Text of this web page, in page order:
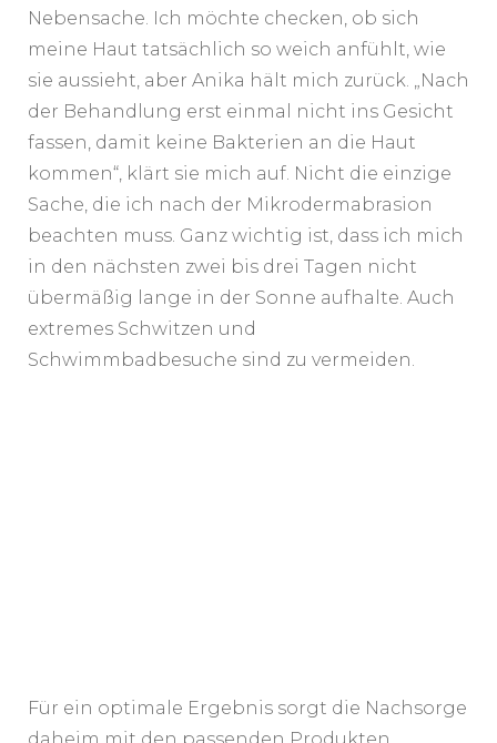
Nebensache. Ich möchte checken, ob sich
meine Haut tatsächlich so weich anfühlt, wie
sie aussieht, aber Anika hält mich zurück. „Nach
der Behandlung erst einmal nicht ins Gesicht
fassen, damit keine Bakterien an die Haut
kommen“, klärt sie mich auf. Nicht die einzige
Sache, die ich nach der Mikrodermabrasion
beachten muss. Ganz wichtig ist, dass ich mich
in den nächsten zwei bis drei Tagen nicht
übermäßig lange in der Sonne aufhalte. Auch
extremes Schwitzen und
Schwimmbadbesuche sind zu vermeiden.
Für ein optimale Ergebnis sorgt die Nachsorge